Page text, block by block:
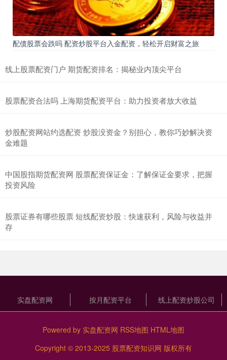
配债股票会跌吗 配资炒股平台入金配资，轻松开启财富之旅
线上股票配资门户 期货配资排名：揭秘业内顶尖平台
股票配资合法吗 上海期货配资平台：助力投资者放大收益
炒股配资网站约选配资 炒股没资金？别担心，教你巧妙解决资
金难题
中国股指期货配资网 股票配资保证金：了解保证金要求，把握
投资风险
股票证券有哪些股票 短线配资炒股：快速获利，风险与收益并
存
实盘配资网 按月配资平台 线上配资炒股公司
Powered by 实盘配资网 RSS地图 HTML地图
Copyright © 2013-2025 股票配资知识网 版权所有